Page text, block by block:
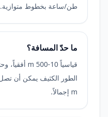
طن/ساعة بخطوط متوازية.
ما حدّ المسافة؟
m إجمالاً.